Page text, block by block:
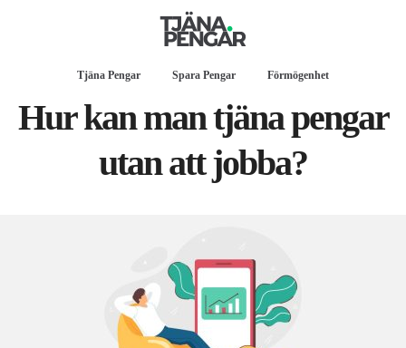
Tjäna Pengar Spara Pengar Förmögenhet
Hur kan man tjäna pengar
utan att jobba?